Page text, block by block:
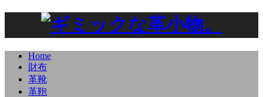
Home
財布
革靴
革鞄